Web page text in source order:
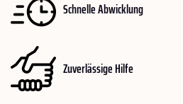
Schnelle Abwicklung
Zuverlässige Hilfe